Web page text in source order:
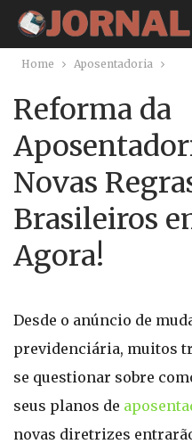
Home Aposentadoria
Reforma da
Novas
Brasileiros
Agora!
Desde o anúncio de
previdenciária, muitos
se questionar sobre
seus planos de
novas diretrizes